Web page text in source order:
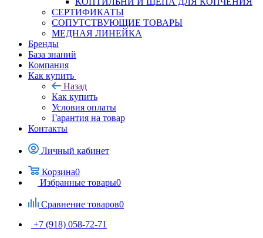
СЕРТИФИКАТЫ
СОПУТСТВУЮЩИЕ ТОВАРЫ
МЕДНАЯ ЛИНЕЙКА
Бренды
База знаний
Компания
Как купить
Назад
Как купить
Условия оплаты
Гарантия на товар
Контакты
Личный кабинет
Корзина0
Избранные товары0
Сравнение товаров0
+7 (918) 058-72-71